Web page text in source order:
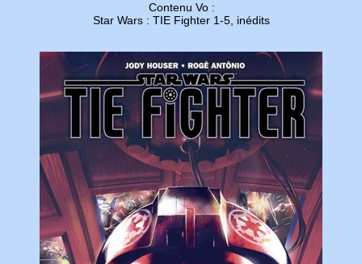
Contenu Vo :
Star Wars : TIE Fighter 1-5, inédits